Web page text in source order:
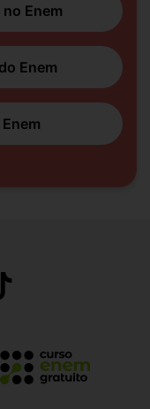
Enem
Enem